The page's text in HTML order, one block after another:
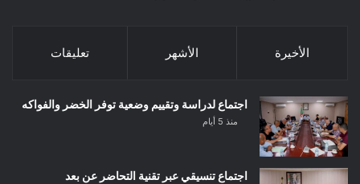
الأخيرة الأشهر تعليقات
اجتماع لدراسة وتقييم وضعية توفر الخضر والفواكه
منذ 5 أيام
اجتماع تنسيقي عبر تقنية التحاضر عن بعد